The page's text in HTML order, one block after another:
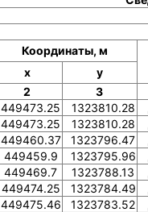
Координаты, м
x
y
2 3
449473.25 1323810.28
449473.25 1323810.28
449460.37 1323796.47
449459.9 1323795.96
449469.7 1323788.13
449474.25 1323784.49
449475.46 1323783.52